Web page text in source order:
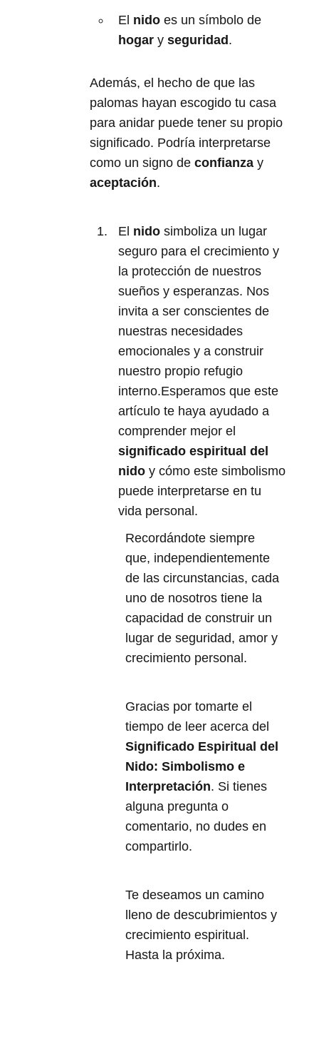
El nido es un símbolo de
hogar y seguridad.
Además, el hecho de que las
palomas hayan escogido tu casa
para anidar puede tener su propio
significado. Podría interpretarse
como un signo de confianza y
aceptación.
El nido simboliza un lugar
seguro para el crecimiento y
la protección de nuestros
sueños y esperanzas. Nos
invita a ser conscientes de
nuestras necesidades
emocionales y a construir
nuestro propio refugio
interno.Esperamos que este
artículo te haya ayudado a
comprender mejor el
significado espiritual del
nido y cómo este simbolismo
puede interpretarse en tu
vida personal.
Recordándote siempre
que, independientemente
de las circunstancias, cada
uno de nosotros tiene la
capacidad de construir un
lugar de seguridad, amor y
crecimiento personal.
Gracias por tomarte el
tiempo de leer acerca del
Significado Espiritual del
Nido: Simbolismo e
Interpretación. Si tienes
alguna pregunta o
comentario, no dudes en
compartirlo.
Te deseamos un camino
lleno de descubrimientos y
crecimiento espiritual.
Hasta la próxima.